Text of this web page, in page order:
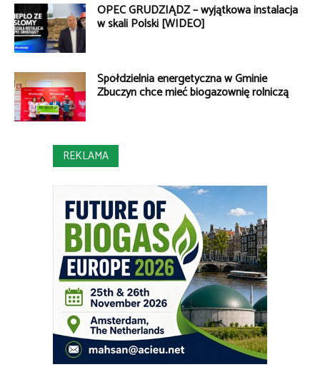
OPEC GRUDZIĄDZ – wyjątkowa instalacja
w skali Polski [WIDEO]
Spółdzielnia energetyczna w Gminie
Zbuczyn chce mieć biogazownię rolniczą
REKLAMA